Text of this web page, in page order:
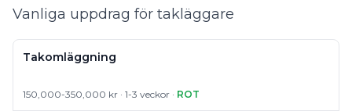
Vanliga uppdrag för takläggare
Takomläggning
150,000-350,000 kr · 1-3 veckor · ROT